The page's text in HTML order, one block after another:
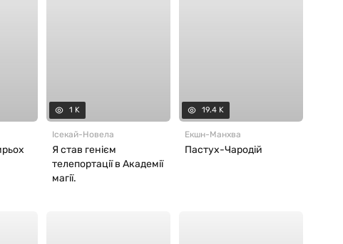
1 K
Ісекай-Новела
Я став генієм
телепортації в Академії
магії.
19.4 K
Екшн-Манхва
Пастух-Чародій